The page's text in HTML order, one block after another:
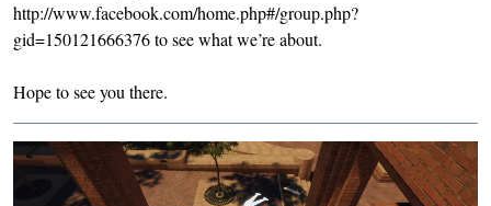
http://www.facebook.com/home.php#/group.php?
gid=150121666376 to see what we’re about.
Hope to see you there.